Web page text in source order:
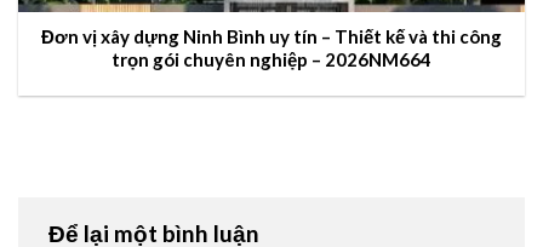
Đơn vị xây dựng Ninh Bình uy tín – Thiết kế và thi công
trọn gói chuyên nghiệp – 2026NM664
Để lại một bình luận